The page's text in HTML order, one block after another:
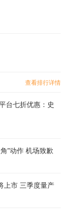
查看排行详情
台七折优惠：史
”动作 机场致歉
上市 三季度量产